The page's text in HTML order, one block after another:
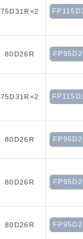
75D31R×2
80D26R
75D31R×2
80D26R
80D26R
80D26R